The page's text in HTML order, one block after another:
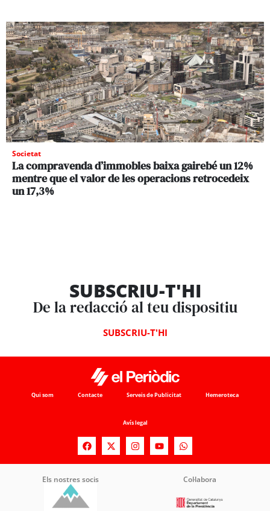
Societat
La compravenda d’immobles baixa gairebé un 12%
mentre que el valor de les operacions retrocedeix
un 17,3%
SUBSCRIU-T'HI
De la redacció al teu dispositiu
SUBSCRIU-T'HI
Qui som Contacte Serveis de Publicitat Hemeroteca
Avís legal
Els nostres socis Col·labora